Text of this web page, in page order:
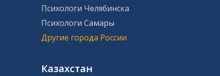
Психологи Челябинска
Психологи Самары
Другие города России
Казахстан